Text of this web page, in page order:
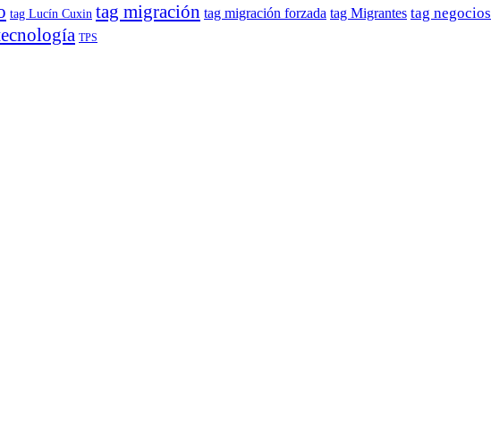
tag Lucín Cuxin tag migración tag migración forzada tag Migrantes tag negocios
TPS